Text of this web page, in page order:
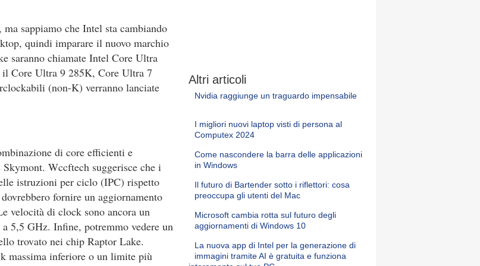
sappiamo che Intel sta cambiando
quindi imparare il nuovo marchio
saranno chiamate Intel Core Ultra
il Core Ultra 9 285K, Core Ultra 7
(non-K) verranno lanciate
di core efficienti e
Wccftech suggerisce che i
istruzioni per ciclo (IPC) rispetto
fornire un aggiornamento
velocità di clock sono ancora un
5,5 GHz. Infine, potremmo vedere un
trovato nei chip Raptor Lake.
massima inferiore o un limite più
Altri articoli
Nvidia raggiunge un traguardo impensabile
I migliori nuovi laptop visti di persona al
Computex 2024
Come nascondere la barra delle applicazioni
in Windows
Il futuro di Bartender sotto i riflettori: cosa
preoccupa gli utenti del Mac
Microsoft cambia rotta sul futuro degli
aggiornamenti di Windows 10
La nuova app di Intel per la generazione di
immagini tramite AI è gratuita e funziona